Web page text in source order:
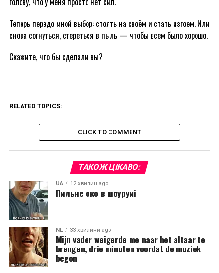
Теперь передо мной выбор: стоять на своём и стать изгоем. Или
снова согнуться, стереться в пыль — чтобы всем было хорошо.
Скажите, что бы сделали вы?
RELATED TOPICS:
CLICK TO COMMENT
ТАКОЖ ЦІКАВО:
UA 12 хвилин ago
Пильне око в шоурумі
NL 33 хвилини ago
Mijn vader weigerde me naar het altaar te
brengen, drie minuten voordat de muziek
begon